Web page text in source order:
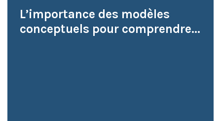
L’importance des modèles
conceptuels pour comprendre...